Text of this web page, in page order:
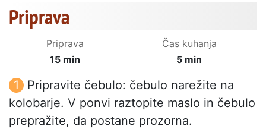
Priprava
Priprava
15 min
Čas kuhanja
5 min
Pripravite čebulo: čebulo narežite na
kolobarje. V ponvi raztopite maslo in čebulo
prepražite, da postane prozorna.